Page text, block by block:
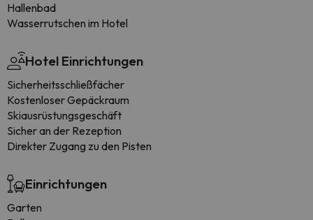
Hallenbad
Wasserrutschen im Hotel
Hotel Einrichtungen
Sicherheitsschließfächer
Kostenloser Gepäckraum
Skiausrüstungsgeschäft
Sicher an der Rezeption
Direkter Zugang zu den Pisten
Einrichtungen
Garten